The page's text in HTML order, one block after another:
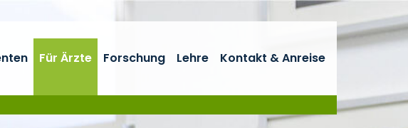
Für Ärzte Forschung Lehre Kontakt & Anreise